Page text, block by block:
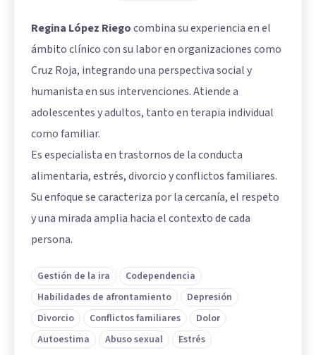
Regina López Riegocombina su experiencia en el
ámbito clínico con su labor en organizaciones como
Cruz Roja, integrando una perspectiva social y
humanista en sus intervenciones. Atiende a
adolescentes y adultos, tanto en terapia individual
como familiar.
Es especialista en trastornos de la conducta
alimentaria, estrés, divorcio y conflictos familiares.
Su enfoque se caracteriza por la cercanía, el respeto
y una mirada amplia hacia el contexto de cada
persona.
Gestión de la ira
Codependencia
Habilidades de afrontamiento
Depresión
Divorcio
Conflictos familiares
Dolor
Autoestima
Abuso sexual Estrés